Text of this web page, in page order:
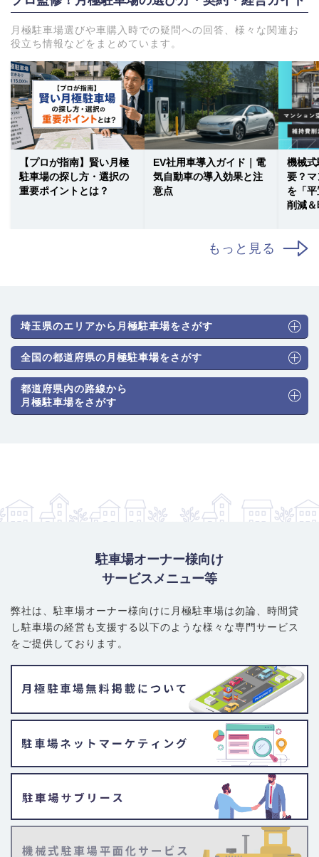
月極駐車場選びや車購入時での疑問への回答、様々な関連お
役立ち情報などをまとめています。
【プロが指南】賢い月極
駐車場の探し方・選択の
重要ポイントとは？
EV社用車導入ガイド｜電
気自動車の導入効果と注
意点
機械
要？
を「
削減
もっと見る
埼玉県のエリアから月極駐車場をさがす
全国の都道府県の月極駐車場をさがす
都道府県内の路線から
月極駐車場をさがす
駐車場オーナー様向け
サービスメニュー等
弊社は、駐車場オーナー様向けに月極駐車場は勿論、 時間貸
し駐車場の経営も支援する以下のような様々な専門サービス
をご提供しております。